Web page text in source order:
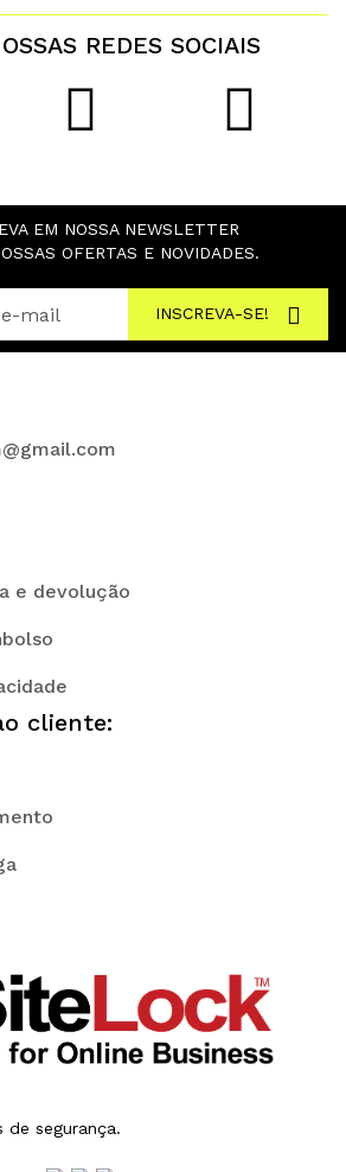
REDES SOCIAIS
EM NOSSA NEWSLETTER
OFERTAS E NOVIDADES.
INSCREVA-SE!
e devolução
cliente: